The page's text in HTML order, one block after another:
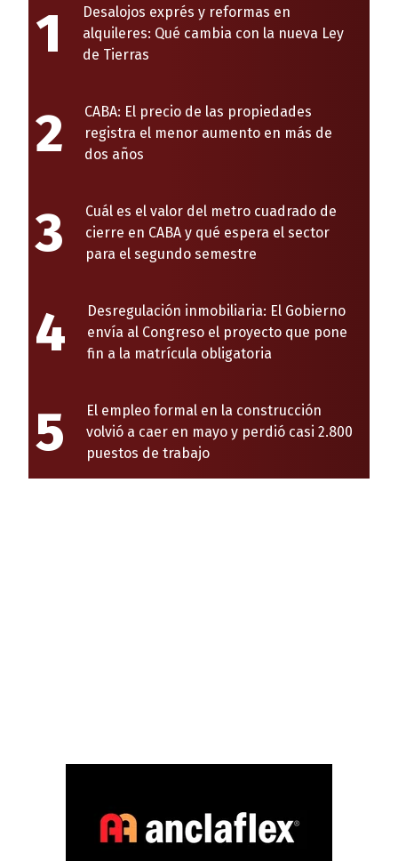
1
Desalojos exprés y reformas en
alquileres: Qué cambia con la nueva Ley
de Tierras
2
CABA: El precio de las propiedades
registra el menor aumento en más de
dos años
3
Cuál es el valor del metro cuadrado de
cierre en CABA y qué espera el sector
para el segundo semestre
4
Desregulación inmobiliaria: El Gobierno
envía al Congreso el proyecto que pone
fin a la matrícula obligatoria
5
El empleo formal en la construcción
volvió a caer en mayo y perdió casi 2.800
puestos de trabajo